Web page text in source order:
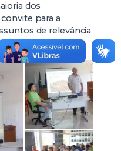
dos
para a
de relevância
meio rural.